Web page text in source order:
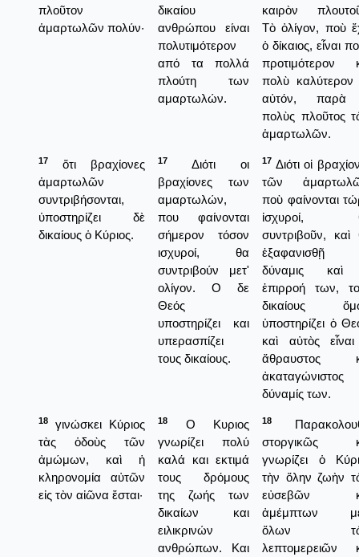
πλοῦτον
ἁμαρτωλῶν πολύν·
δικαίου
ανθρώπου είναι
πολυτιμότερον
από τα πολλά
πλούτη των
αμαρτωλών.
καιρὸν
Τὸ ὀλίγον, ποὺ
ὁ δίκαιος, εἶναι
προτιμότερον
πολὺ καλύτερον
αὐτόν,
πολὺς πλοῦτος
ἁμαρτωλῶν.
17
ὅτι βραχίονες
ἁμαρτωλῶν
συντριβήσονται,
ὑποστηρίζει δὲ
δικαίους ὁ Κύριος.
17
Διότι οι
βραχίονες των
αμαρτωλών,
που φαίνονται
σήμερον τόσον
ισχυροί, θα
συντριβούν μετ'
ολίγον. Ο δε
Θεός
υποστηρίζει και
υπερασπίζει
τους δικαίους.
17 Διότι οἱ
τῶν
ποὺ φαίνονται
ἰσχυροί,
συντριβοῦν, καὶ
δύναμις
ἐπιρροή των,
δικαίους
ὑποστηρίζει ὁ
καὶ αὐτὸς
ἄθραυστος
ἀκαταγώνιστος
δύναμίς των.
18
γινώσκει Κύριος
τὰς ὁδοὺς τῶν
ἀμώμων, καὶ ἡ
κληρονομία αὐτῶν
εἰς τὸν αἰῶνα ἔσται·
18
Ο Κυριος
γνωρίζει πολύ
καλά και εκτιμά
τους δρόμους
της ζωής των
δικαίων και
ειλικρινών
ανθρώπων. Και
18
στοργικῶς
γνωρίζει ὁ
τὴν ὅλην ζωὴν
εὐσεβῶν
ἀμέμπτων
ὅλων
λεπτομερειῶν